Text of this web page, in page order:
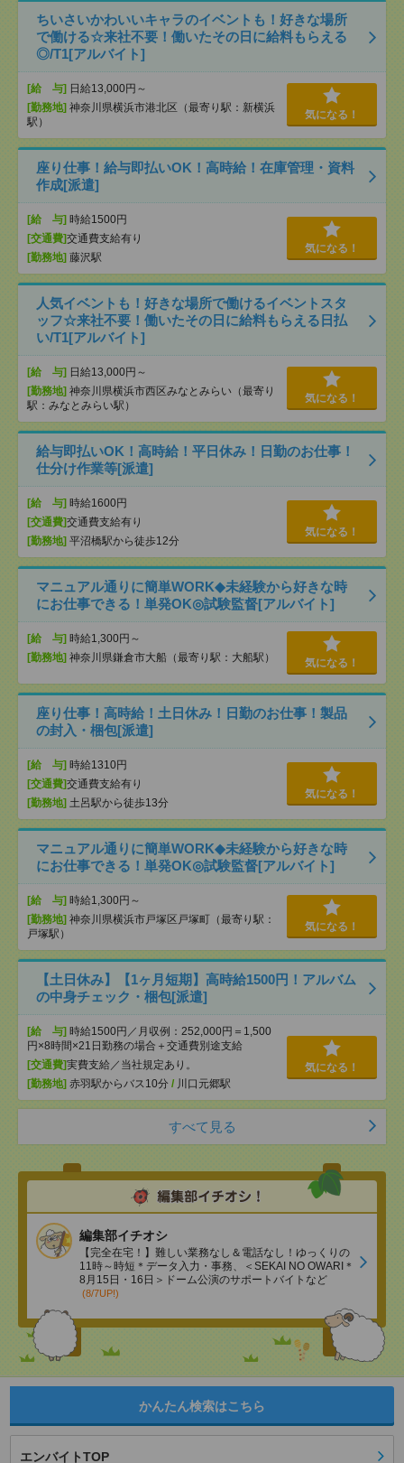
ちいさいかわいいキャラのイベントも！好きな場所
で働ける☆来社不要！働いたその日に給料もらえる
◎/T1[アルバイト]
[給 与] 日給13,000円～
[勤務地] 神奈川県横浜市港北区（最寄り駅：新横浜
駅）
気になる！
座り仕事！給与即払いOK！高時給！在庫管理・資料
作成[派遣]
[給 与] 時給1500円
[交通費]交通費支給有り
[勤務地] 藤沢駅
気になる！
人気イベントも！好きな場所で働けるイベントスタ
ッフ☆来社不要！働いたその日に給料もらえる日払
い/T1[アルバイト]
[給 与] 日給13,000円～
[勤務地] 神奈川県横浜市西区みなとみらい（最寄り
駅：みなとみらい駅）
気になる！
給与即払いOK！高時給！平日休み！日勤のお仕事！
仕分け作業等[派遣]
[給 与] 時給1600円
[交通費]交通費支給有り
[勤務地] 平沼橋駅から徒歩12分
気になる！
マニュアル通りに簡単WORK◆未経験から好きな時
にお仕事できる！単発OK◎試験監督[アルバイト]
[給 与] 時給1,300円～
[勤務地] 神奈川県鎌倉市大船（最寄り駅：大船駅） 気になる！
座り仕事！高時給！土日休み！日勤のお仕事！製品
の封入・梱包[派遣]
[給 与] 時給1310円
[交通費]交通費支給有り
[勤務地] 土呂駅から徒歩13分
気になる！
マニュアル通りに簡単WORK◆未経験から好きな時
にお仕事できる！単発OK◎試験監督[アルバイト]
[給 与] 時給1,300円～
[勤務地] 神奈川県横浜市戸塚区戸塚町（最寄り駅：
戸塚駅）
気になる！
【土日休み】【1ヶ月短期】高時給1500円！アルバム
の中身チェック・梱包[派遣]
[給 与] 時給1500円／月収例：252,000円＝1,500
円×8時間×21日勤務の場合＋交通費別途支給
[交通費]実費支給／当社規定あり。
[勤務地] 赤羽駅からバス10分 / 川口元郷駅
気になる！
すべて見る
編集部イチオシ
【完全在宅！】難しい業務なし＆電話なし！ゆっくりの
11時～時短＊データ入力・事務、＜SEKAI NO OWARI＊
8月15日・16日＞ドーム公演のサポートバイトなど
(8/7UP!)
かんたん検索はこちら
エンバイトTOP